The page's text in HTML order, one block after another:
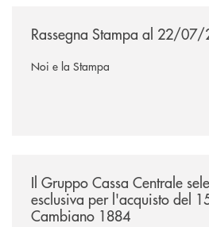
Rassegna Stampa al 22/
Noi e la Stampa
Il Gruppo Cassa Centrale
esclusiva per l'acquisto del
Cambiano 1884